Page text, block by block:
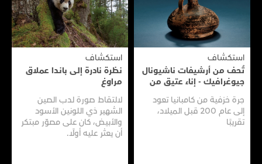
استكشاف
تُحف من أرشيفات ناشيونال
جيوغرافيك - إناء عتيق من
سفينـة عتيقـة
جرة خزفية من كامبانيا تعود
إلى عام 200 قبل الميلاد،
تقريبًا
استكشاف
نظرة نادرة إلى بانـدا عملاق
مراوغ
لالتقاط صورة لدب الصين
الشهير ذي اللونين الأسود
والأبيض، كان على مصوّر مبتكر
أن يعثر عليه أولًا.